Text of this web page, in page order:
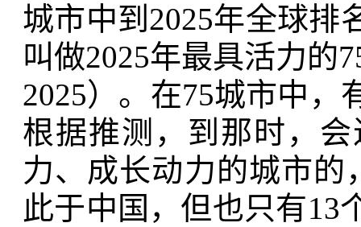
城市中到2025年全球排
叫做2025年最具活力的
2025）。在75城市中，
根据推测，到那时，
力、成长动力的城市的
此于中国，但也只有13